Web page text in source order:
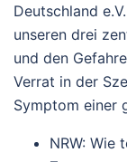
Deutschland
unseren drei
und den
Verrat in der
Symptom einer
NRW: Wie